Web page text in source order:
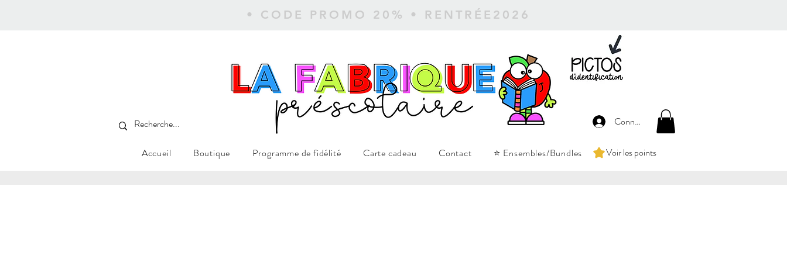
• CODE PROMO 20% • RENTRÉE2026
Connexion
Voir les points
Accueil Boutique Programme de fidélité Carte cadeau Contact ⭐ Ensembles/Bundles